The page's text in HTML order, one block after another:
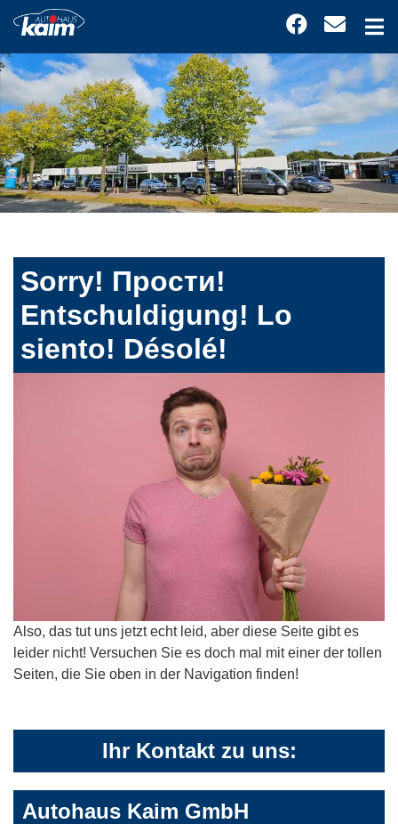
Sorry! Прости!
Entschuldigung! Lo
siento! Désolé!
Also, das tut uns jetzt echt leid, aber diese Seite gibt es
leider nicht! Versuchen Sie es doch mal mit einer der tollen
Seiten, die Sie oben in der Navigation finden!
Ihr Kontakt zu uns:
Autohaus Kaim GmbH